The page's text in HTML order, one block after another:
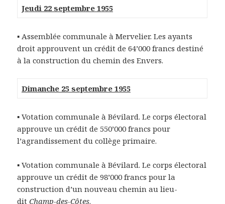
Jeudi 22 septembre 1955
▪ Assemblée communale à Mervelier. Les ayants
droit approuvent un crédit de 64’000 francs destiné
à la construction du chemin des Envers.
Dimanche 25 septembre 1955
▪ Votation communale à Bévilard. Le corps électoral
approuve un crédit de 550’000 francs pour
l’agrandissement du collège primaire.
▪ Votation communale à Bévilard. Le corps électoral
approuve un crédit de 98’000 francs pour la
construction d’un nouveau chemin au lieu-
ditChamp-des-Côtes.